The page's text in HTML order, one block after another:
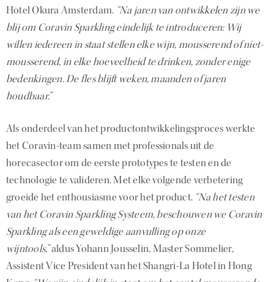
Hotel Okura Amsterdam. “Na jaren van ontwikkelen zijn we
blij om Coravin Sparkling eindelijk te introduceren: Wij
willen iedereen in staat stellen elke wijn, mousserend of niet-
mousserend, in elke hoeveelheid te drinken, zonder enige
bedenkingen. De fles blijft weken, maanden of jaren
houdbaar.”
Als onderdeel van het productontwikkelingsproces werkte
het Coravin-team samen met professionals uit de
horecasector om de eerste prototypes te testen en de
technologie te valideren. Met elke volgende verbetering
groeide het enthousiasme voor het product. “Na het testen
van het Coravin Sparkling Systeem, beschouwen we Coravin
Sparkling als een geweldige aanvulling op onze
wijntools,”aldus Yohann Jousselin, Master Sommelier,
Assistent Vice President van het Shangri-La Hotel in Hong